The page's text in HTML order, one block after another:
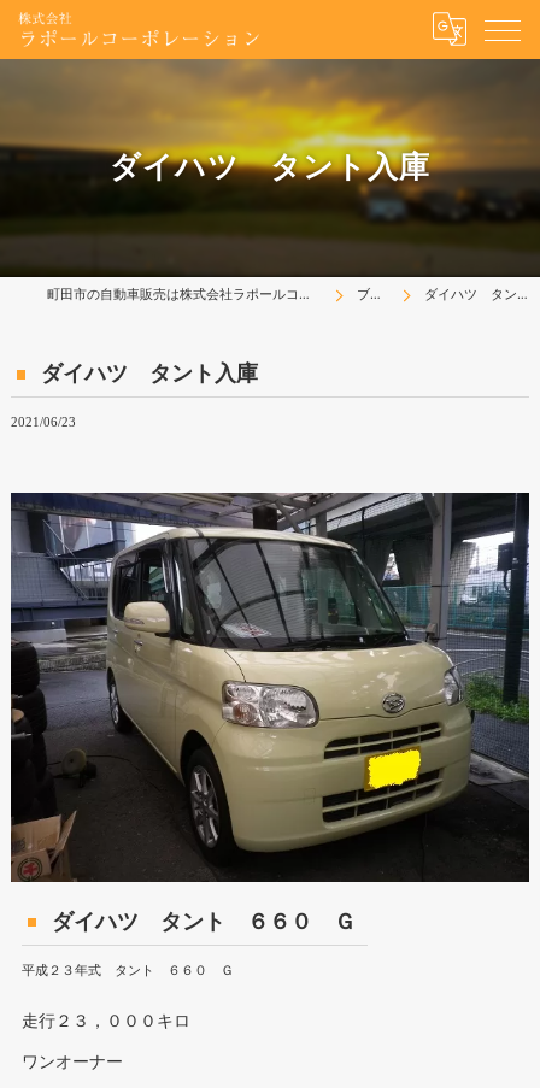
ダイハツ タント入庫
町田市の自動車販売は株式会社ラポールコーポレーション ブログ ダイハツ タント入庫
ダイハツ タント入庫
2021/06/23
ダイハツ タント ６６０ Ｇ
平成２３年式 タント ６６０ Ｇ
走行２３，０００キロ
ワンオーナー